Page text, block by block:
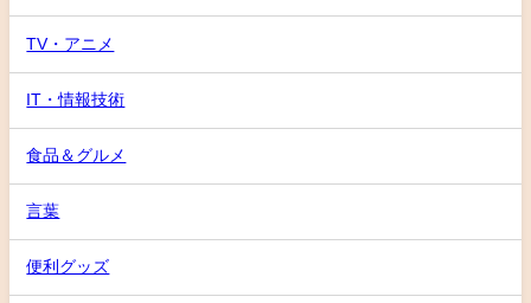
TV・アニメ
IT・情報技術
食品＆グルメ
言葉
便利グッズ